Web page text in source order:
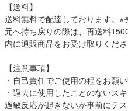
【送料】
送料無料で配達しております。
元へ持ち戻りの際は、再送料
内に通販商品をお受け取りくださ
【注意事項】
・自己責任でご使用の程をお願
・過去に使用したことのないス
過敏反応が起きないか事前にテ